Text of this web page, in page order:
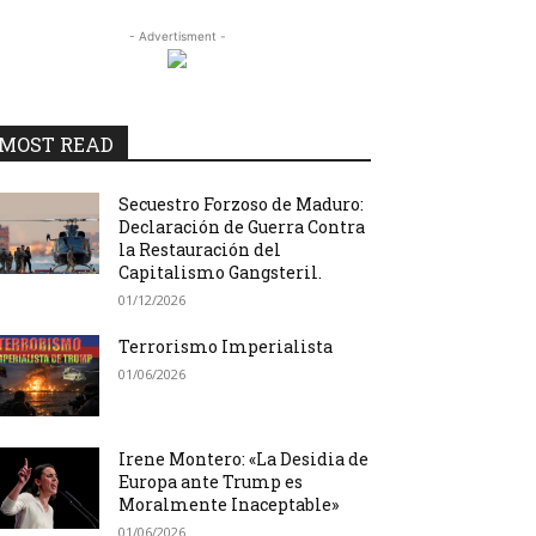
- Advertisment -
READ
Secuestro Forzoso de Maduro:
Declaración de Guerra Contra
la Restauración del
Capitalismo Gangsteril.
01/12/2026
Terrorismo Imperialista
01/06/2026
Irene Montero: «La Desidia de
Europa ante Trump es
Moralmente Inaceptable»
01/06/2026